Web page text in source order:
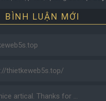
BÌNH LUẬN MỚI
thietkeweb5s.top/
artical. Thanks for …